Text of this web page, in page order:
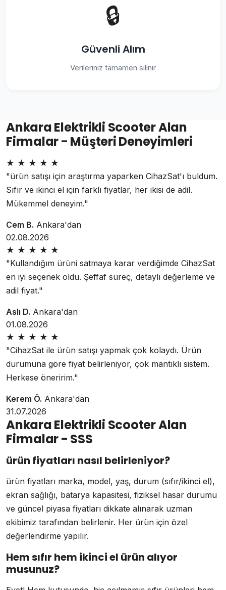
🔒
Güvenli Alım
Verileriniz tamamen silinir
Ankara Elektrikli Scooter Alan
Firmalar - Müşteri Deneyimleri
★ ★ ★ ★ ★
"ürün satışı için araştırma yaparken CihazSat'ı buldum.
Sıfır ve ikinci el için farklı fiyatlar, her ikisi de adil.
Mükemmel deneyim."
Cem B. Ankara'dan
02.08.2026
★ ★ ★ ★ ★
"Kullandığım ürüni satmaya karar verdiğimde CihazSat
en iyi seçenek oldu. Şeffaf süreç, detaylı değerleme ve
adil fiyat."
Aslı D. Ankara'dan
01.08.2026
★ ★ ★ ★ ★
"CihazSat ile ürün satışı yapmak çok kolaydı. Ürün
durumuna göre fiyat belirleniyor, çok mantıklı sistem.
Herkese öneririm."
Kerem Ö. Ankara'dan
31.07.2026
Ankara Elektrikli Scooter Alan
Firmalar - SSS
ürün fiyatları nasıl belirleniyor?
ürün fiyatları marka, model, yaş, durum (sıfır/ikinci el),
ekran sağlığı, batarya kapasitesi, fiziksel hasar durumu
ve güncel piyasa fiyatları dikkate alınarak uzman
ekibimiz tarafından belirlenir. Her ürün için özel
değerlendirme yapılır.
Hem sıfır hem ikinci el ürün alıyor
musunuz?